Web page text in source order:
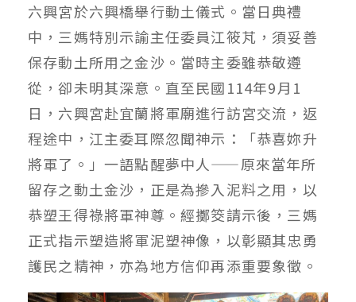
六興宮於六興橋舉行動土儀式。當日典禮
中，三媽特別示諭主任委員江筱芃，須妥善
保存動土所用之金沙。當時主委雖恭敬遵
從，卻未明其深意。直至民國114年9月1
日，六興宮赴宜蘭將軍廟進行訪宮交流，返
程途中，江主委耳際忽聞神示：「恭喜妳升
將軍了。」一語點醒夢中人——原來當年所
留存之動土金沙，正是為摻入泥料之用，以
恭塑王得祿將軍神尊。經擲筊請示後，三媽
正式指示塑造將軍泥塑神像，以彰顯其忠勇
護民之精神，亦為地方信仰再添重要象徵。